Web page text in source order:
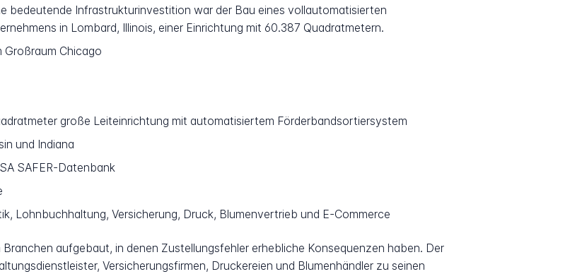
bedeutende Infrastrukturinvestition war der Bau eines vollautomatisierten
in Lombard, Illinois, einer Einrichtung mit 60.387 Quadratmetern.
Großraum Chicago
große Leiteinrichtung mit automatisiertem Förderbandsortiersystem
und Indiana
SAFER-Datenbank
Lohnbuchhaltung, Versicherung, Druck, Blumenvertrieb und E-Commerce
aufgebaut, in denen Zustellungsfehler erhebliche Konsequenzen haben. Der
Versicherungsfirmen, Druckereien und Blumenhändler zu seinen